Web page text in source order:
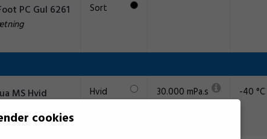
PC Gul 6261 Sort
MS Hvid Hvid 30.000 mPa.s -40 °C
cookies